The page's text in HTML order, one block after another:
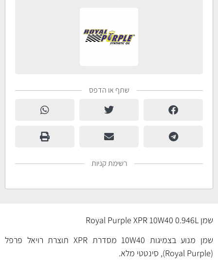
שתף או הדפס
רשימת קניות
שמן Royal Purple XPR 10W40 0.946L
שמן מנוע בצמיגות 10W40 מסדרת XPR תוצרת רויאל פרפל
(Royal Purple), סינטטי מלא.